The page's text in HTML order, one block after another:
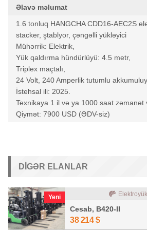
Əlavə məlumat
1.6 tonluq HANGCHA CDD16-AEC2S
stacker, ştablyor, çəngəlli yükləyici
Mühərrik: Elektrik,
Yük qaldırma hündürlüyü: 4.5 metr,
Triplex maçtalı,
24 Volt, 240 Amperlik tutumlu
İstehsal ili: 2025.
Texnikaya 1 il və ya 1000 saat zəmanət
Qiymət: 7900 USD (ƏDV-siz)
DIGƏR ELANLAR
Yeni
Cesab, B420-II
38 214 $